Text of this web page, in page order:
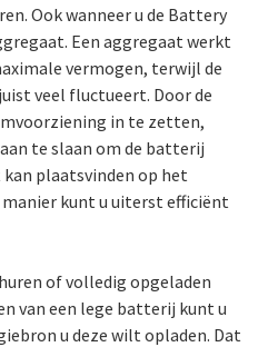
Ook wanneer u de Battery
Een aggregaat werkt
vermogen, terwijl de
veel fluctueert. Door de
in te zetten,
te slaan om de batterij
plaatsvinden op het
kunt u uiterst efficiënt
of volledig opgeladen
van een lege batterij kunt u
u deze wilt opladen. Dat